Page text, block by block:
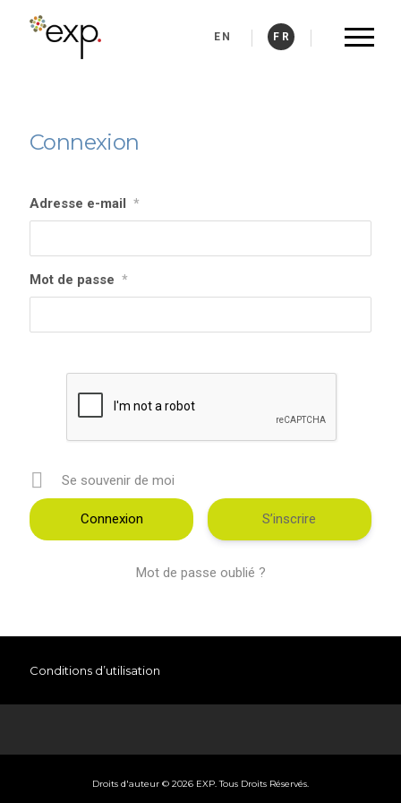
| |
Connexion
Adresse e-mail *
Mot de passe *
Se souvenir de moi
S’inscrire
Mot de passe oublié ?
Droits d'auteur © 2026 EXP. Tous Droits Réservés.
Conditions d’utilisation